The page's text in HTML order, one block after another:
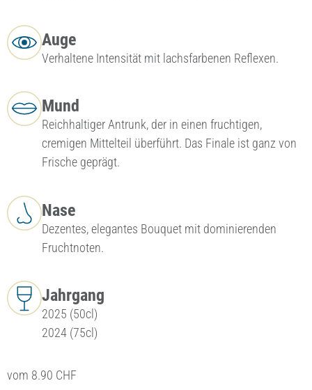
Auge
Verhaltene Intensität mit lachsfarbenen Reflexen.
Mund
Reichhaltiger Antrunk, der in einen fruchtigen,
cremigen Mittelteil überführt. Das Finale ist ganz von
Frische geprägt.
Nase
Dezentes, elegantes Bouquet mit dominierenden
Fruchtnoten.
Jahrgang
2025 (50cl)
2024 (75cl)
vom 8.90 CHF